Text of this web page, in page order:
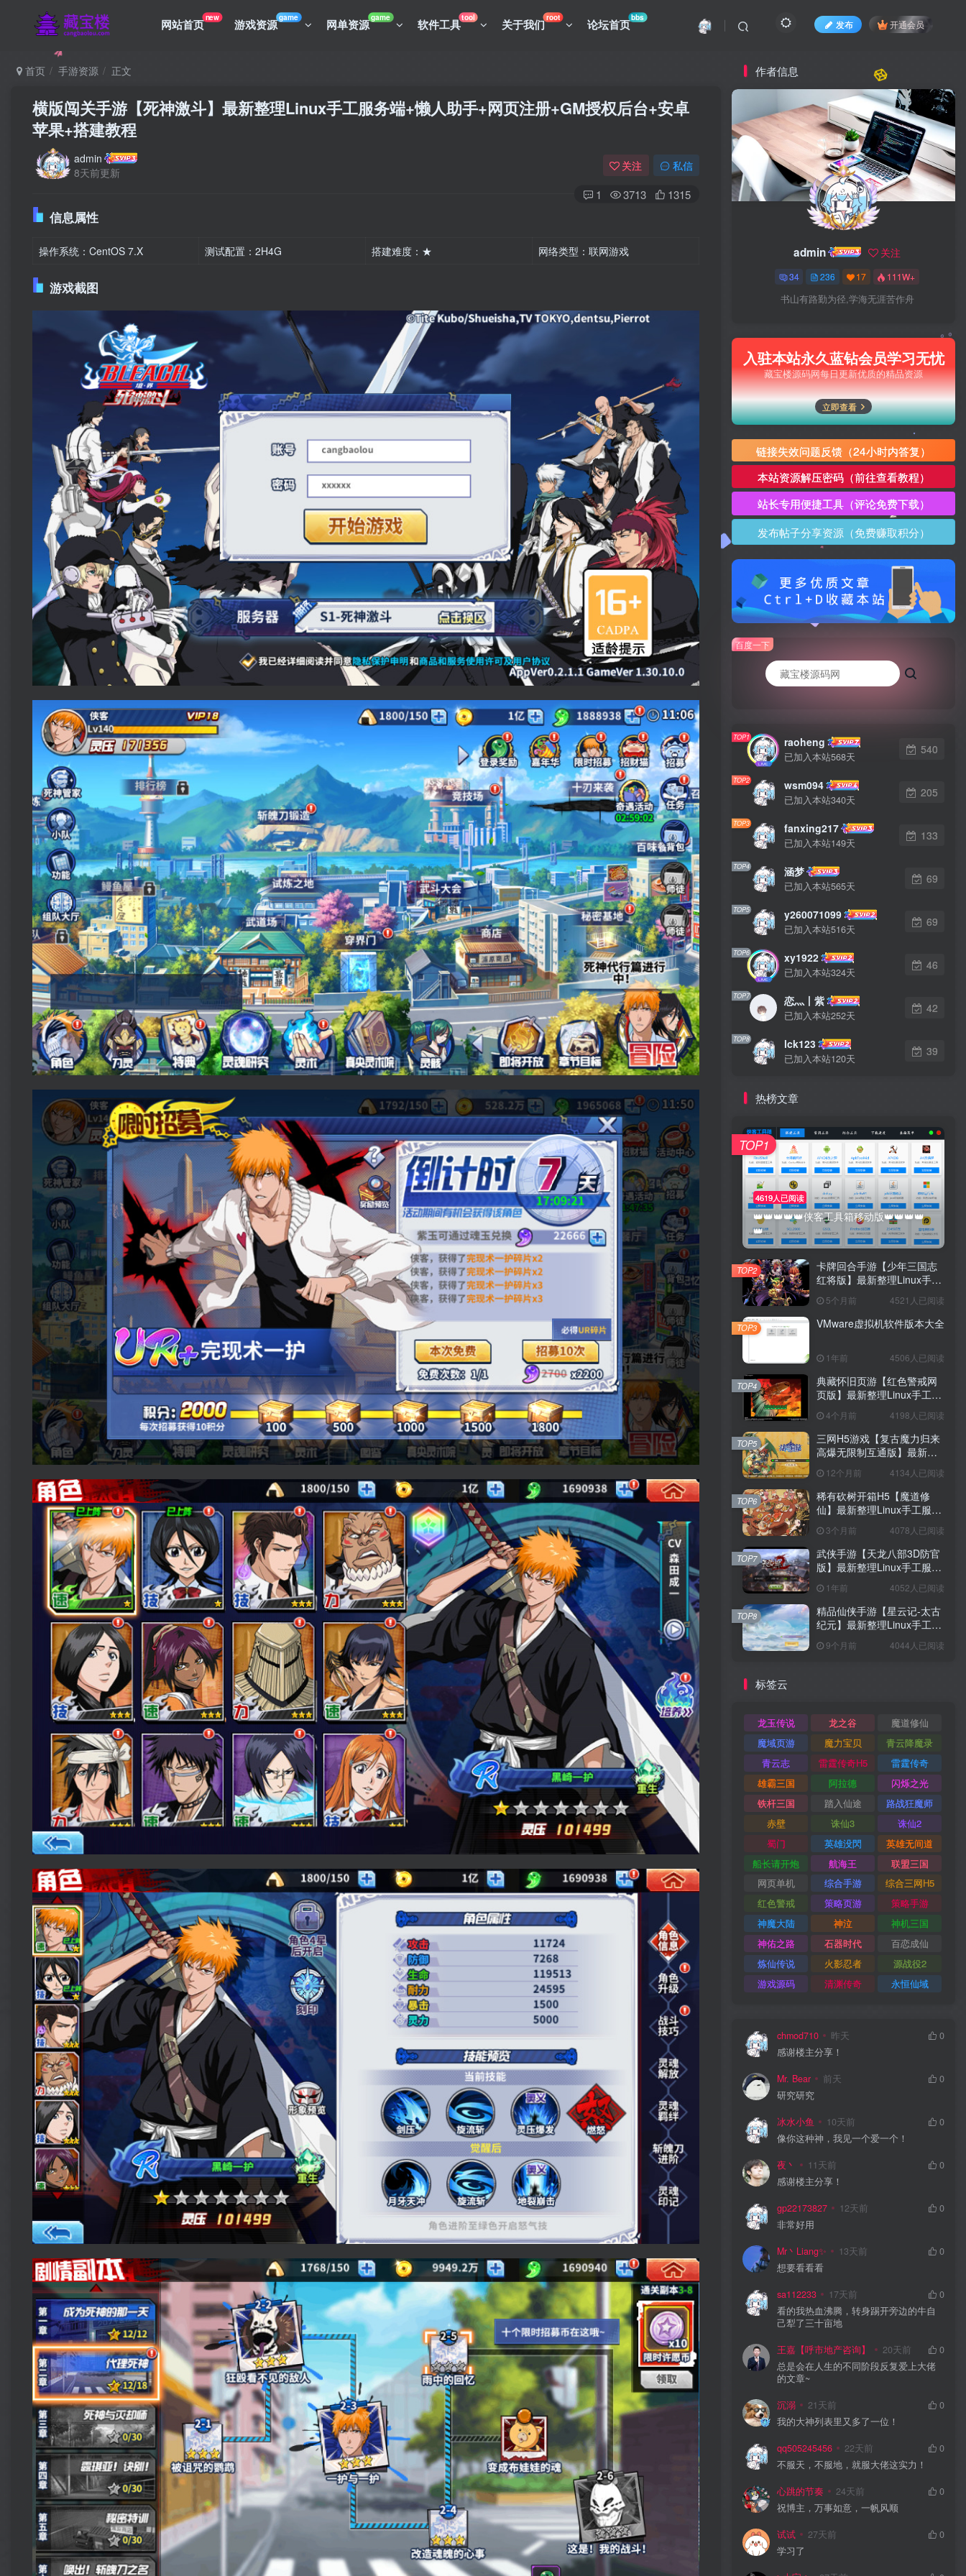
网站首页new 游戏资源game 网单资源game 软件工具tool 关于我们root 论坛首页bbs
发布 开通会员
首页 手游资源 正文
横版闯关手游【死神激斗】最新整理Linux手工服务端+懒人助手+网页注册+GM授权后台+安卓
苹果+搭建教程
admin
8天前更新
关注 私信
1 3713 1315
信息属性
操作系统：CentOS 7.X 测试配置：2H4G 搭建难度：★ 网络类型：联网游戏
游戏截图
作者信息
admin 关注
34 236 17 111W+
书山有路勤为径,学海无涯苦作舟
入驻本站永久蓝钻会员学习无忧
藏宝楼源码网每日更新优质的精品资源
立即查看
链接失效问题反馈（24小时内答复）
本站资源解压密码（前往查看教程）
站长专用便捷工具（评论免费下载）
发布帖子分享资源（免费赚取积分）
百度一下
TOP1 raoheng
已加入本站568天
540
TOP2 wsm094
已加入本站340天
205
TOP3 fanxing217
已加入本站149天
133
TOP4 涵梦
已加入本站565天
69
TOP5 y260071099
已加入本站516天
69
TOP6 xy1922
已加入本站324天
46
TOP7 恋灬丨紫
已加入本站252天
42
TOP8 lck123
已加入本站120天
39
热榜文章
4619人已阅读
👑👑👑👑👑侠客工具箱移动版👑👑👑👑
👑
TOP1
卡牌回合手游【少年三国志
红将版】最新整理Linux手工
端+GM后台+搭建教程
5个月前 4521人已阅读
TOP2
VMware虚拟机软件版本大全
1年前 4506人已阅读
TOP3
典藏怀旧页游【红色警戒网
页版】最新整理Linux手工服
4个月前 4198人已阅读
TOP4
三网H5游戏【复古魔力归来
高爆无限制互通版】最新整
理Linux手工服务端+懒人助
手+本地验证+管理后台+GM
授权后台+安卓客户端+搭建
教程
12个月前 4134人已阅读
TOP5
稀有砍树开箱H5【魔道修
仙】最新整理Linux手工服务
端+懒人助手+GM授权后台
+安卓客户端+搭建教程
3个月前 4078人已阅读
TOP6
武侠手游【天龙八部3D防官
版】最新整理Linux手工服务
端+懒人助手+本地注册+GM
授权后台+安卓苹果+搭建教
程
1年前 4052人已阅读
TOP7
精品仙侠手游【星云记-太古
纪元】最新整理Linux手工服
务端+懒人助手+GM授权后
台+运营后台+假人陪玩+安卓
9个月前 4044人已阅读
TOP8
标签云
龙玉传说 龙之谷
魔道修仙
魔域页游
魔力宝贝
青云降魔录
青云志
雷霆传奇H5
雷霆传奇
雄霸三国
阿拉德
闪烁之光
铁杆三国
踏入仙途
路战狂魔师
赤壁
诛仙3
诛仙2
蜀门
英雄没閃
英雄无间道
船长请开炮
航海王
联盟三国
网页单机
综合手游
综合三网H5
红色警戒
策略页游
策略手游
神魔大陆
神泣
神机三国
神佑之路
石器时代
百恋成仙
炼仙传说
火影忍者
源战役2
游戏源码
清渊传奇 永恒仙域
chmod710 昨天
0
感谢楼主分享！
Mr. Bear 前天
0
研究研究
冰水小鱼 10天前
0
像你这种神，我见一个爱一个！
夜丶 11天前
0
感谢楼主分享！
gp22173827 12天前
0
非常好用
Mr丶Liang✨ 13天前
0
想要看看看
sa112233 17天前
0
看的我热血沸腾，转身踢开旁边的牛自
己犁了三十亩地
王嘉【呼市地产咨询】 20天前
0
总是会在人生的不同阶段反复爱上大佬
的文章~
沉溺 21天前
0
我的大神列表里又多了一位！
qq505245456 22天前
0
不服天，不服地，就服大佬这实力！
心跳的节奏 24天前
0
祝博主，万事如意，一帆风顺
试试 27天前
0
学习了